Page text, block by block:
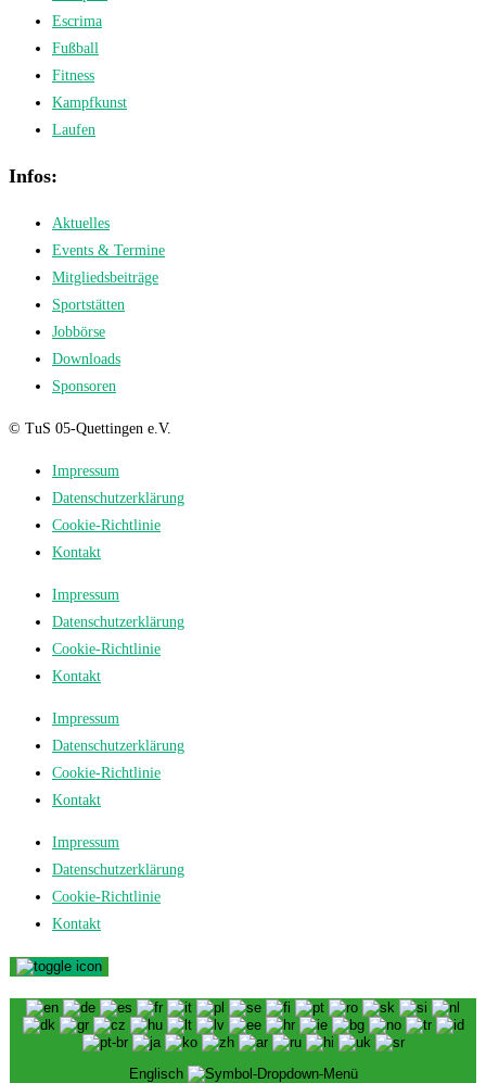
Escrima
Fußball
Fitness
Kampfkunst
Laufen
Infos:
Aktuelles
Events & Termine
Mitgliedsbeiträge
Sportstätten
Jobbörse
Downloads
Sponsoren
© TuS 05-Quettingen e.V.
Impressum
Datenschutzerklärung
Cookie-Richtlinie
Kontakt
Impressum
Datenschutzerklärung
Cookie-Richtlinie
Kontakt
Impressum
Datenschutzerklärung
Cookie-Richtlinie
Kontakt
Impressum
Datenschutzerklärung
Cookie-Richtlinie
Kontakt
Englisch